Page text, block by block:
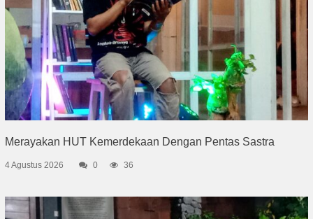
Merayakan HUT Kemerdekaan Dengan Pentas Sastra
4 Agustus 2026 0 36